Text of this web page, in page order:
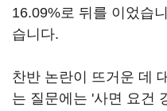
16.09%로 뒤를 이었습
습니다.
찬반 논란이 뜨거운 데
는 질문에는 '사면 요건